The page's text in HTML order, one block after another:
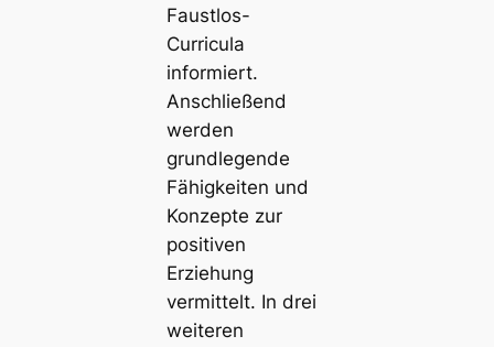
Faustlos-
Curricula
informiert.
Anschließend
werden
grundlegende
Fähigkeiten und
Konzepte zur
positiven
Erziehung
vermittelt. In drei
weiteren